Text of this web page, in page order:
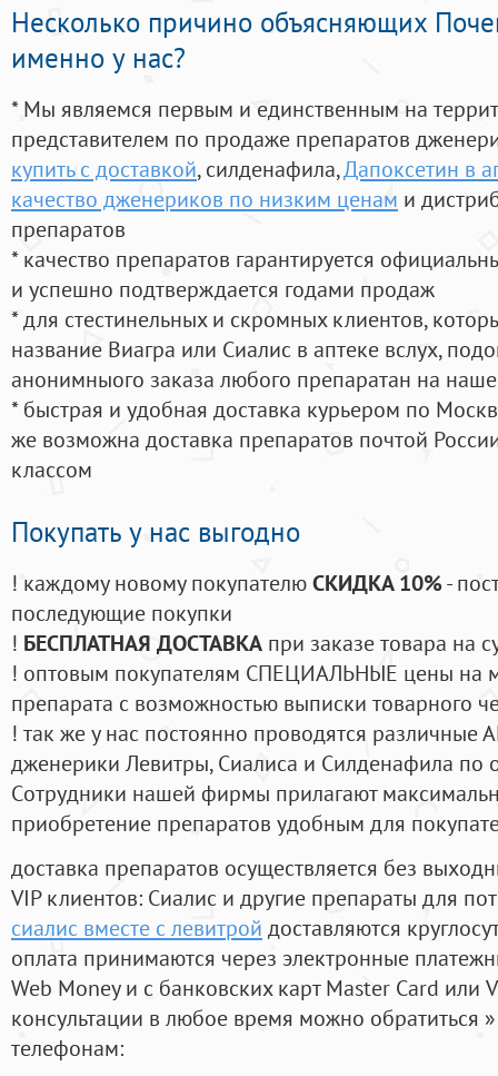
Несколько причино объясняющих
именно у нас?
* Мы являемся первым и единственным на
представителем по продаже препаратов
купить с доставкой, силденафила,Дапоксетин в
качество дженериков по низким ценам и
препаратов
* качество препаратов гарантируется
и успешно подтверждается годами продаж
* для стестинельных и скромных клиентов,
название Виагра или Сиалис в аптеке вслух,
анонимныого заказа любого препаратан на
* быстрая и удобная доставка курьером по
же возможна доставка препаратов почтой
классом
Покупать у нас выгодно
! каждому новому покупателюСКИДКА 10%-
последующие покупки
! БЕСПЛАТНАЯ ДОСТАВКА при заказе товара на
! оптовым покупателям СПЕЦИАЛЬНЫЕ цены на
препарата с возможностью выписки товарного
! так же у нас постоянно проводятся
дженерики Левитры, Сиалиса и Силденафила по
Cотрудники нашей фирмы прилагают
приобретение препаратов удобным для
доставка препаратов осуществляется без
VIP клиентов: Сиалис и другие препараты для
сиалис вместе с левитрой доставляются
оплата принимаются через электронные
Web Money и с банковских карт Master Card или
консультации в любое время можно обратиться
телефонам: